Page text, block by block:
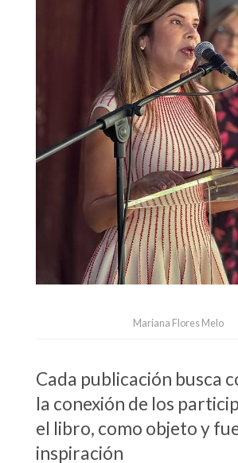
Mariana Flores Melo
Cada publicación busca
la conexión de los
el libro, como objeto y
inspiración